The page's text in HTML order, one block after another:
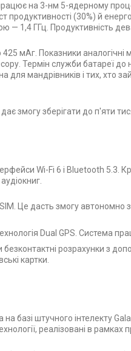
на 3-нм 5-ядерному
продуктивності (30%) й
1,4 ГГц. Продуктивність
мАг. Показники
Термін служби батареї до
для мандрівників і тих,
змогу зберігати до п'яти
Wi-Fi 6 і Bluetooth 5.3.
Це дасть змогу
Dual GPS. Система
розрахунки з
картки.
базі штучного інтелекту
реалізовані в рамках